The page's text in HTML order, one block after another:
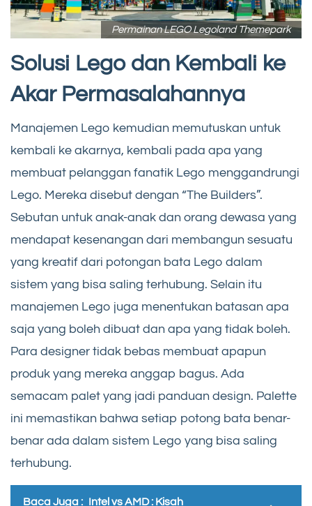
Permainan LEGO Legoland Themepark
Solusi Lego dan Kembali ke
Akar Permasalahannya
Manajemen Lego kemudian memutuskan untuk
kembali ke akarnya, kembali pada apa yang
membuat pelanggan fanatik Lego menggandrungi
Lego. Mereka disebut dengan “The Builders”.
Sebutan untuk anak-anak dan orang dewasa yang
mendapat kesenangan dari membangun sesuatu
yang kreatif dari potongan bata Lego dalam
sistem yang bisa saling terhubung. Selain itu
manajemen Lego juga menentukan batasan apa
saja yang boleh dibuat dan apa yang tidak boleh.
Para designer tidak bebas membuat apapun
produk yang mereka anggap bagus. Ada
semacam palet yang jadi panduan design. Palette
ini memastikan bahwa setiap potong bata benar-
benar ada dalam sistem Lego yang bisa saling
terhubung.
Baca Juga : Intel vs AMD : Kisah